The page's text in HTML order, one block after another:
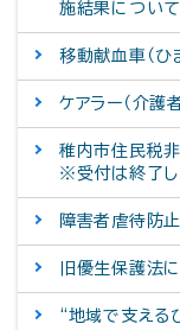
施結果について
移動献血車（ひ
ケアラー（介護
稚内市住民税
※受付は終了し
障害者虐待防
旧優生保護法
“地域で支える